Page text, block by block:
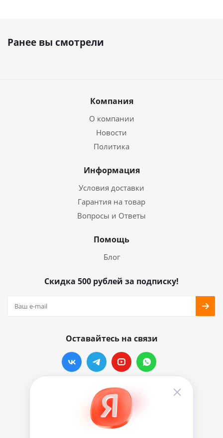
Ранее вы смотрели
Компания
О компании
Новости
Политика
Информация
Условия доставки
Гарантия на товар
Вопросы и Ответы
Помощь
Блог
Скидка 500 рублей за подписку!
Оставайтесь на связи
Наши контакты
info@vinylmarkt.ru